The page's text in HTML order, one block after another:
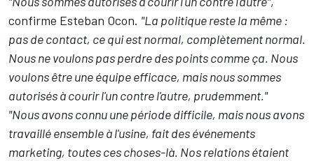
confirme Esteban Ocon. "La politique reste la même :
pas de contact, ce qui est normal, complètement normal.
Nous ne voulons pas perdre des points comme ça. Nous
voulons être une équipe efficace, mais nous sommes
autorisés à courir l'un contre l'autre, prudemment."
"Nous avons connu une période difficile, mais nous avons
travaillé ensemble à l'usine, fait des événements
marketing, toutes ces choses-là. Nos relations étaient